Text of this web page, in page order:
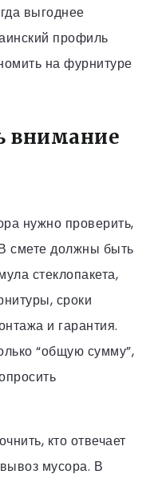
выгоднее
профиль
на фурнитуре
внимание
нужно проверить,
смете должны быть
стеклопакета,
сроки
и гарантия.
“общую сумму”,
кто отвечает
мусора. В